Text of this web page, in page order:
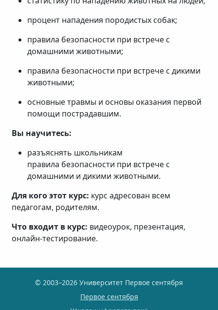
процент нападения породистых собак;
правила безопасности при встрече с
домашними животными;
правила безопасности при встрече с дикими
животными;
основные травмы и основы оказания первой
помощи пострадавшим.
Вы научитесь:
разъяснять школьникам
правила безопасности при встрече с
домашними и дикими животными.
Для кого этот курс: курс адресован всем
педагогам, родителям.
Что входит в курс: видеоурок, презентация,
онлайн-тестирование.
© 2003–2026 Университет Первое сентября
Первое сентября